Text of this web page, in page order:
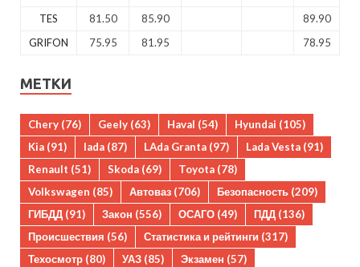
TES
81.50 85.90
89.90
GRIFON
75.95 81.95 78.95
МЕТКИ
Chery (76) Geely (63) Haval (54) Hyundai (105)
Kia (91) lada (87) LAda Granta (97) Lada Vesta (91)
Renault (51) Skoda (69) Toyota (78)
Volkswagen (85) Автоваз (706) Безопасность (209)
ГИБДД (91) Закон (556) ОСАГО (49) ПДД (136)
Происшествия (56) Статистика и рейтинги (317)
Техосмотр (80) УАЗ (85) Экзамен (57)